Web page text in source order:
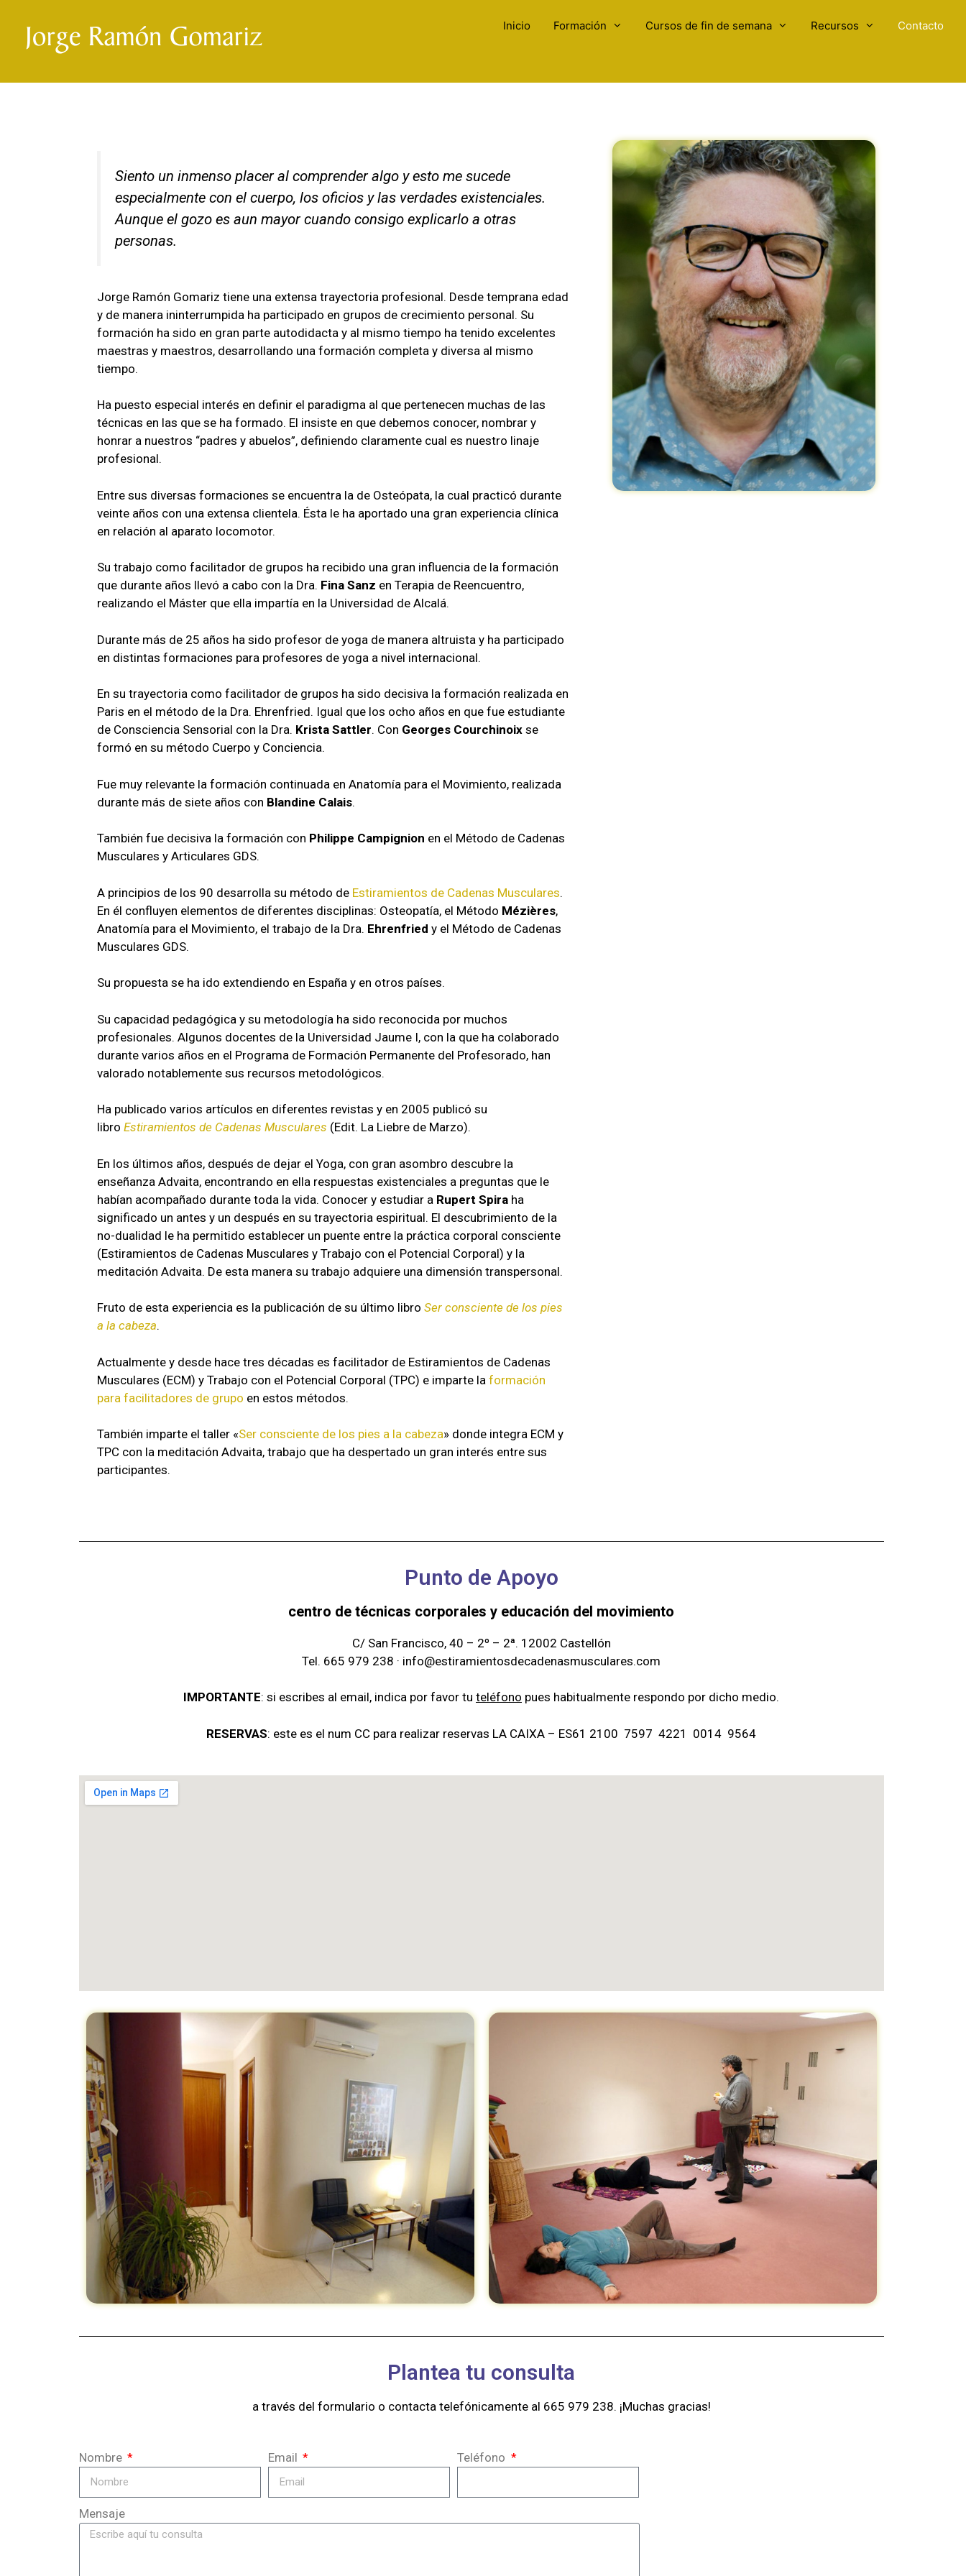
Inicio Formación Cursos de fin de semana Recursos Contacto
Siento un inmenso placer al comprender algo y esto me sucede
especialmente con el cuerpo, los oficios y las verdades existenciales.
Aunque el gozo es aun mayor cuando consigo explicarlo a otras
personas.
Jorge Ramón Gomariz tiene una extensa trayectoria profesional. Desde temprana edad
y de manera ininterrumpida ha participado en grupos de crecimiento personal. Su
formación ha sido en gran parte autodidacta y al mismo tiempo ha tenido excelentes
maestras y maestros, desarrollando una formación completa y diversa al mismo
tiempo.
Ha puesto especial interés en definir el paradigma al que pertenecen muchas de las
técnicas en las que se ha formado. El insiste en que debemos conocer, nombrar y
honrar a nuestros “padres y abuelos”, definiendo claramente cual es nuestro linaje
profesional.
Entre sus diversas formaciones se encuentra la de Osteópata, la cual practicó durante
veinte años con una extensa clientela. Ésta le ha aportado una gran experiencia clínica
en relación al aparato locomotor.
Su trabajo como facilitador de grupos ha recibido una gran influencia de la formación
que durante años llevó a cabo con la Dra. Fina Sanz en Terapia de Reencuentro,
realizando el Máster que ella impartía en la Universidad de Alcalá.
Durante más de 25 años ha sido profesor de yoga de manera altruista y ha participado
en distintas formaciones para profesores de yoga a nivel internacional.
En su trayectoria como facilitador de grupos ha sido decisiva la formación realizada en
Paris en el método de la Dra. Ehrenfried. Igual que los ocho años en que fue estudiante
de Consciencia Sensorial con la Dra. Krista Sattler. Con Georges Courchinoixse
formó en su método Cuerpo y Conciencia.
Fue muy relevante la formación continuada en Anatomía para el Movimiento, realizada
durante más de siete años con Blandine Calais.
También fue decisiva la formación con Philippe Campignion en el Método de Cadenas
Musculares y Articulares GDS.
A principios de los 90 desarrolla su método de Estiramientos de Cadenas Musculares.
En él confluyen elementos de diferentes disciplinas: Osteopatía, el Método Mézières,
Anatomía para el Movimiento, el trabajo de la Dra. Ehrenfried y el Método de Cadenas
Musculares GDS.
Su propuesta se ha ido extendiendo en España y en otros países.
Su capacidad pedagógica y su metodología ha sido reconocida por muchos
profesionales. Algunos docentes de la Universidad Jaume I, con la que ha colaborado
durante varios años en el Programa de Formación Permanente del Profesorado, han
valorado notablemente sus recursos metodológicos.
Ha publicado varios artículos en diferentes revistas y en 2005 publicó su
libro Estiramientos de Cadenas Musculares (Edit. La Liebre de Marzo).
En los últimos años, después de dejar el Yoga, con gran asombro descubre la
enseñanza Advaita, encontrando en ella respuestas existenciales a preguntas que le
habían acompañado durante toda la vida. Conocer y estudiar a Rupert Spiraha
significado un antes y un después en su trayectoria espiritual. El descubrimiento de la
no-dualidad le ha permitido establecer un puente entre la práctica corporal consciente
(Estiramientos de Cadenas Musculares y Trabajo con el Potencial Corporal) y la
meditación Advaita. De esta manera su trabajo adquiere una dimensión transpersonal.
Fruto de esta experiencia es la publicación de su último libro Ser consciente de los pies
a la cabeza.
Actualmente y desde hace tres décadas es facilitador de Estiramientos de Cadenas
Musculares (ECM) y Trabajo con el Potencial Corporal (TPC) e imparte la formación
para facilitadores de grupo en estos métodos.
También imparte el taller «Ser consciente de los pies a la cabeza» donde integra ECM y
TPC con la meditación Advaita, trabajo que ha despertado un gran interés entre sus
participantes.
Punto de Apoyo
centro de técnicas corporales y educación del movimiento
C/ San Francisco, 40 – 2º – 2ª. 12002 Castellón
Tel. 665 979 238 · info@estiramientosdecadenasmusculares.com
IMPORTANTE: si escribes al email, indica por favor tu teléfono pues habitualmente respondo por dicho medio.
RESERVAS: este es el num CC para realizar reservas LA CAIXA – ES61 2100 7597 4221 0014 9564
Plantea tu consulta
a través del formulario o contacta telefónicamente al 665 979 238. ¡Muchas gracias!
Nombre Email Teléfono
Mensaje